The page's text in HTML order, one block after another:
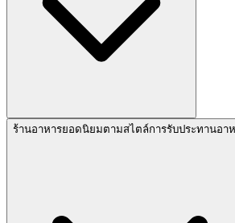
ร้านอาหารยอดนิยมตามสไตล์การรับประทานอา